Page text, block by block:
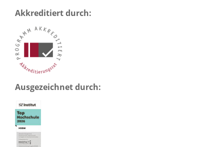
Akkreditiert durch:
Ausgezeichnet durch: